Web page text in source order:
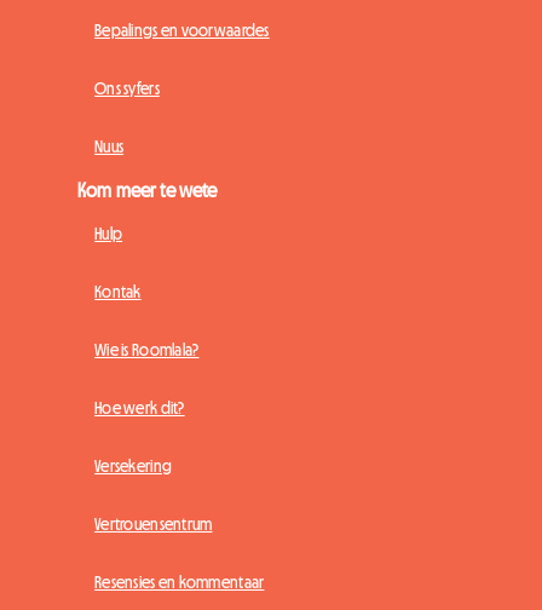
Bepalings en voorwaardes
Ons syfers
Nuus
Kom meer te wete
Hulp
Kontak
Wie is Roomlala?
Hoe werk dit?
Versekering
Vertrouensentrum
Resensies en kommentaar